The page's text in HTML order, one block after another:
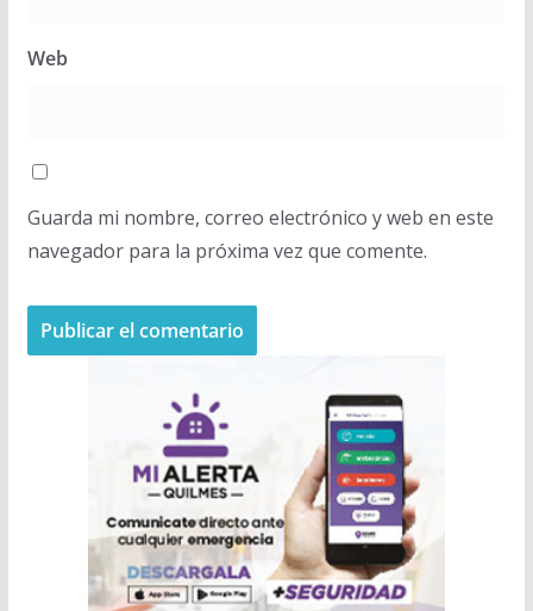
Web
Guarda mi nombre, correo electrónico y web en este
navegador para la próxima vez que comente.